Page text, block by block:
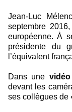
Jean-Luc
septembre
européenne. À
présidente du
l’équivalent
Dans une
devant les
ses collègues de